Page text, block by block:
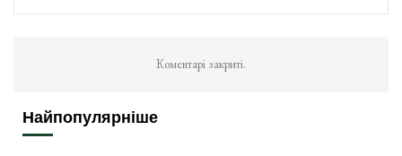
Коментарі закриті.
Найпопулярніше